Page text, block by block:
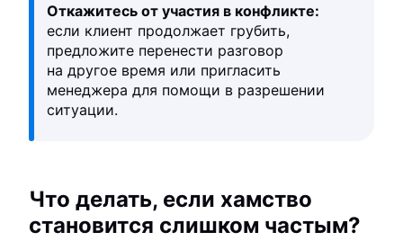
Откажитесь от участия в конфликте:
если клиент продолжает грубить,
предложите перенести разговор
на другое время или пригласить
менеджера для помощи в разрешении
ситуации.
Что делать, если хамство
становится слишком частым?